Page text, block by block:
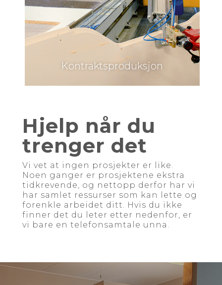
Kontraktsproduksjon
Hjelp når du
trenger det
Vi vet at ingen prosjekter er like.
Noen ganger er prosjektene ekstra
tidkrevende, og nettopp derfor har vi
har samlet ressurser som kan lette og
forenkle arbeidet ditt. Hvis du ikke
finner det du leter etter nedenfor, er
vi bare en telefonsamtale unna.